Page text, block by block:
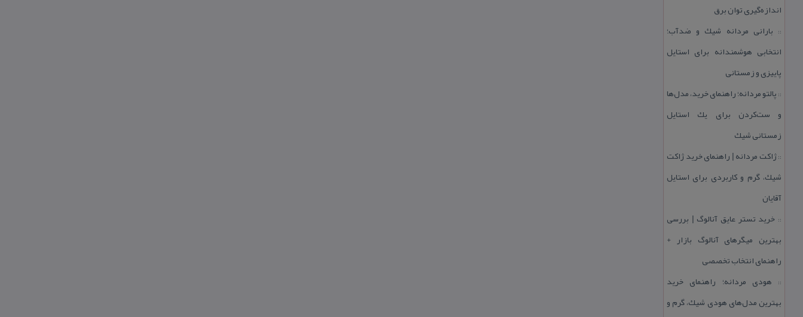
اندازه‌گیری توان برق
:: بارانی مردانه شیك و ضدآب؛
انتخابی هوشمندانه برای استایل
پاییزی و زمستانی
:: پالتو مردانه؛ راهنمای خرید، مدل‌ها
و ست‌كردن برای یك استایل
زمستانی شیك
::ژاكت مردانه | راهنمای خرید ژاكت
شیك، گرم و كاربردی برای استایل
آقایان
:: خرید تستر عایق آنالوگ | بررسی
بهترین میگرهای آنالوگ بازار +
راهنمای انتخاب تخصصی
:: هودی مردانه؛ راهنمای خرید
بهترین مدل‌های هودی شیك، گرم و